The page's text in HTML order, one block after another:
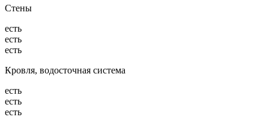
Стены
есть
есть
есть
Кровля, водосточная система
есть
есть
есть